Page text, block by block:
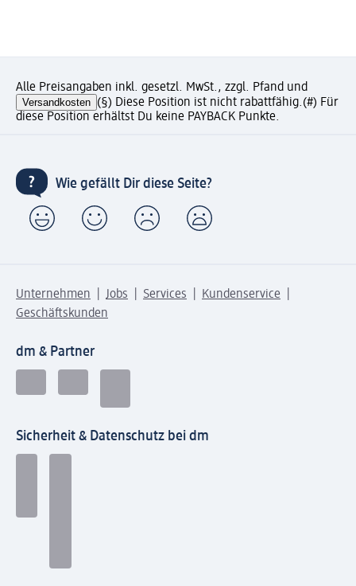
Alle Preisangaben inkl. gesetzl. MwSt., zzgl. Pfand und
Versandkosten (§) Diese Position ist nicht rabattfähig.(#) Für
diese Position erhältst Du keine PAYBACK Punkte.
Wie gefällt Dir diese Seite?
Unternehmen Jobs Services
Kundenservice
Geschäftskunden
dm & Partner
Sicherheit & Datenschutz bei dm